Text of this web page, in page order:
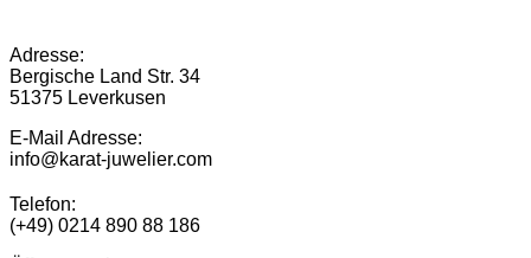
Adresse:
Bergische Land Str. 34
51375 Leverkusen
E-Mail Adresse:
info@karat-juwelier.com
Telefon:
(+49) 0214 890 88 186